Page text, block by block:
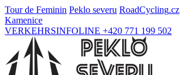
Tour de Feminin Peklo severu RoadCycling.cz
Kamenice
VERKEHRSINFOLINE +420 771 199 502